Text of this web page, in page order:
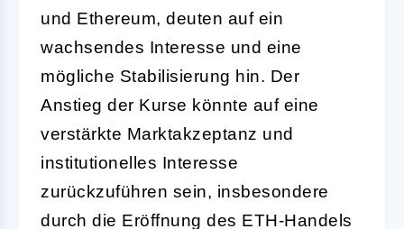
und Ethereum, deuten auf ein
wachsendes Interesse und eine
mögliche Stabilisierung hin. Der
Anstieg der Kurse könnte auf eine
verstärkte Marktakzeptanz und
institutionelles Interesse
zurückzuführen sein, insbesondere
durch die Eröffnung des ETH-Handels